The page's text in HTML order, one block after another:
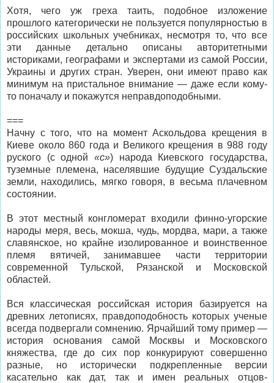
Хотя, чего уж греха таить, подобное изложение
прошлого категорически не пользуется популярностью в
российских школьных учебниках, несмотря то, что все
эти данные детально описаны авторитетными
историками, географами и экспертами из самой России,
Украины и других стран. Уверен, они имеют право как
минимум на пристальное внимание — даже если кому-
то поначалу и покажутся неправдоподобными.
===
Начну с того, что на момент Аскольдова крещения в
Киеве около 860 года и Великого крещения в 988 году
руского (с одной «с») народа Киевского государства,
туземные племена, населявшие будущие Суздальские
земли, находились, мягко говоря, в весьма плачевном
состоянии.
В этот местный конгломерат входили финно-угорские
народы меря, весь, мокша, чудь, мордва, мари, а также
славянское, но крайне изолированное и воинственное
племя вятичей, занимавшее части территории
современной Тульской, Рязанской и Московской
областей.
Вся классическая российская история базируется на
древних летописях, правдоподобность которых ученые
всегда подвергали сомнению. Ярчайший тому пример —
история основания самой Москвы и Московского
княжества, где до сих пор конкурируют совершенно
разные, но исторически подкрепленные версии
касательно как дат, так и имен реальных отцов-